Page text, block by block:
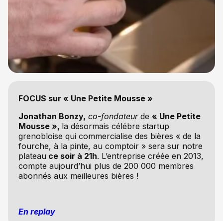
FOCUS sur « Une Petite Mousse »
Jonathan Bonzy, co-fondateurde « Une Petite
Mousse », la désormais célébre startup
grenobloise qui commercialise des bières « de la
fourche, à la pinte, au comptoir » sera sur notre
plateau ce soir à 21h. L’entreprise créée en 2013,
compte aujourd’hui plus de 200 000 membres
abonnés aux meilleures bières !
En replay